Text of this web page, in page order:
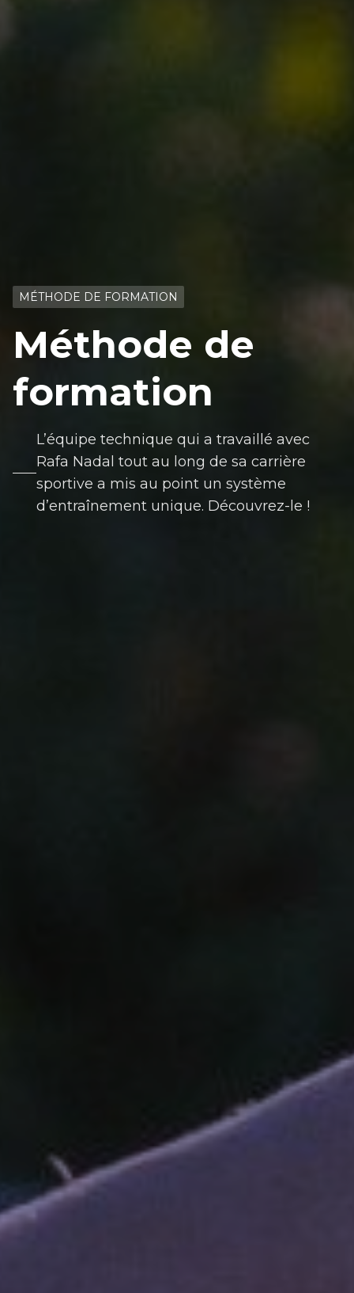
MÉTHODE DE FORMATION
Méthode de
formation
L’équipe technique qui a travaillé avec
Rafa Nadal tout au long de sa carrière
sportive a mis au point un système
d’entraînement unique. Découvrez-le !